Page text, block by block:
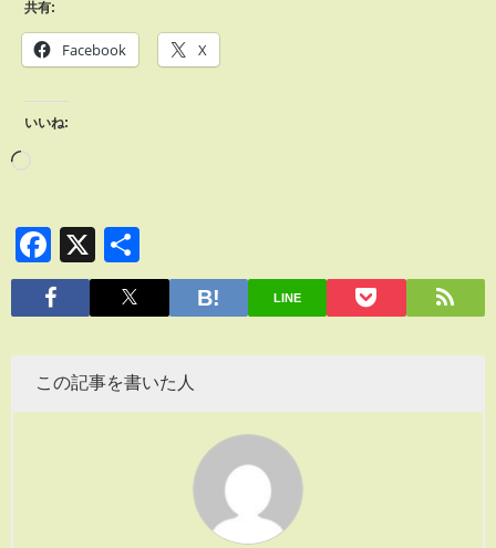
共有:
Facebook X
いいね:
Facebook
X
有
LINE
この記事を書いた人